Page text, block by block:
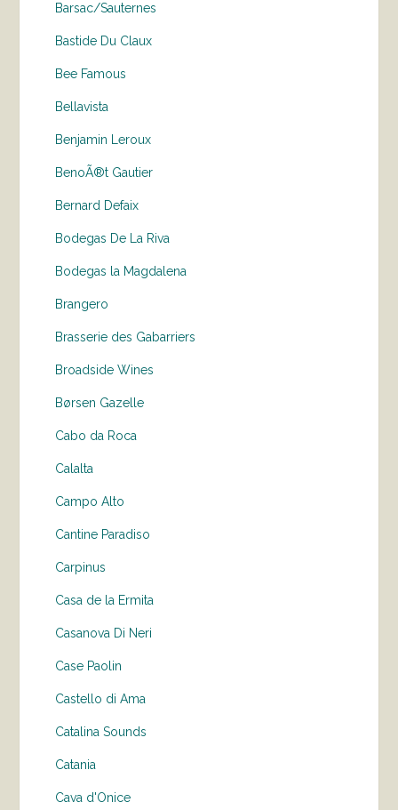
Barsac/Sauternes
Bastide Du Claux
Bee Famous
Bellavista
Benjamin Leroux
BenoÃ®t Gautier
Bernard Defaix
Bodegas De La Riva
Bodegas la Magdalena
Brangero
Brasserie des Gabarriers
Broadside Wines
Børsen Gazelle
Cabo da Roca
Calalta
Campo Alto
Cantine Paradiso
Carpinus
Casa de la Ermita
Casanova Di Neri
Case Paolin
Castello di Ama
Catalina Sounds
Catania
Cava d'Onice